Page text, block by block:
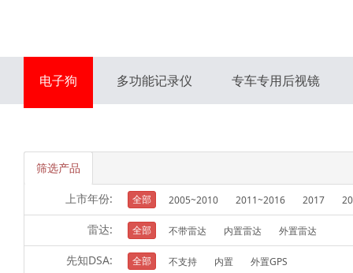
电子狗 多功能记录仪 专车专用后视镜
筛选产品
上市年份: 全部 2005~2010 2011~2016 2017
雷达: 全部 不带雷达 内置雷达 外置雷达
先知DSA: 全部 不支持 内置 外置GPS